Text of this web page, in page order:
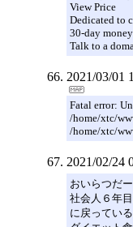
View Price
Dedicated to
30-day
Talk to a
2021/03/01
Fatal error:
/home/xtc/
/home/xtc/
2021/02/24
おいらつだー
社会人６年
に戻ってい